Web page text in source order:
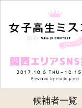
候補者一覧